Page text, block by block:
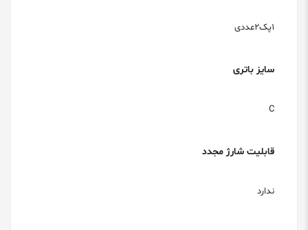
1پک2عددی
سایز باتری
C
قابلیت شارژ مجدد
ندارد